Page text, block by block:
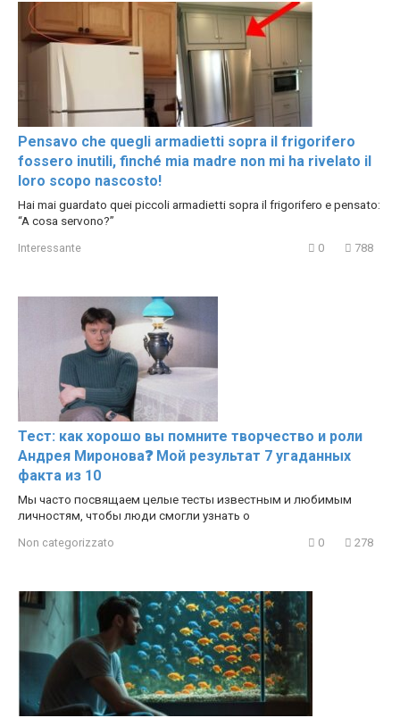
Pensavo che quegli armadietti sopra il frigorifero
fossero inutili, finché mia madre non mi ha rivelato il
loro scopo nascosto!
Hai mai guardato quei piccoli armadietti sopra il frigorifero e pensato:
“A cosa servono?”
Interessante 0 788
Тест: как хорошо вы помните творчество и роли
Андрея Миронова❓ Мой результат 7 угаданных
факта из 10
Мы часто посвящаем целые тесты известным и любимым
личностям, чтобы люди смогли узнать о
Non categorizzato 0 278